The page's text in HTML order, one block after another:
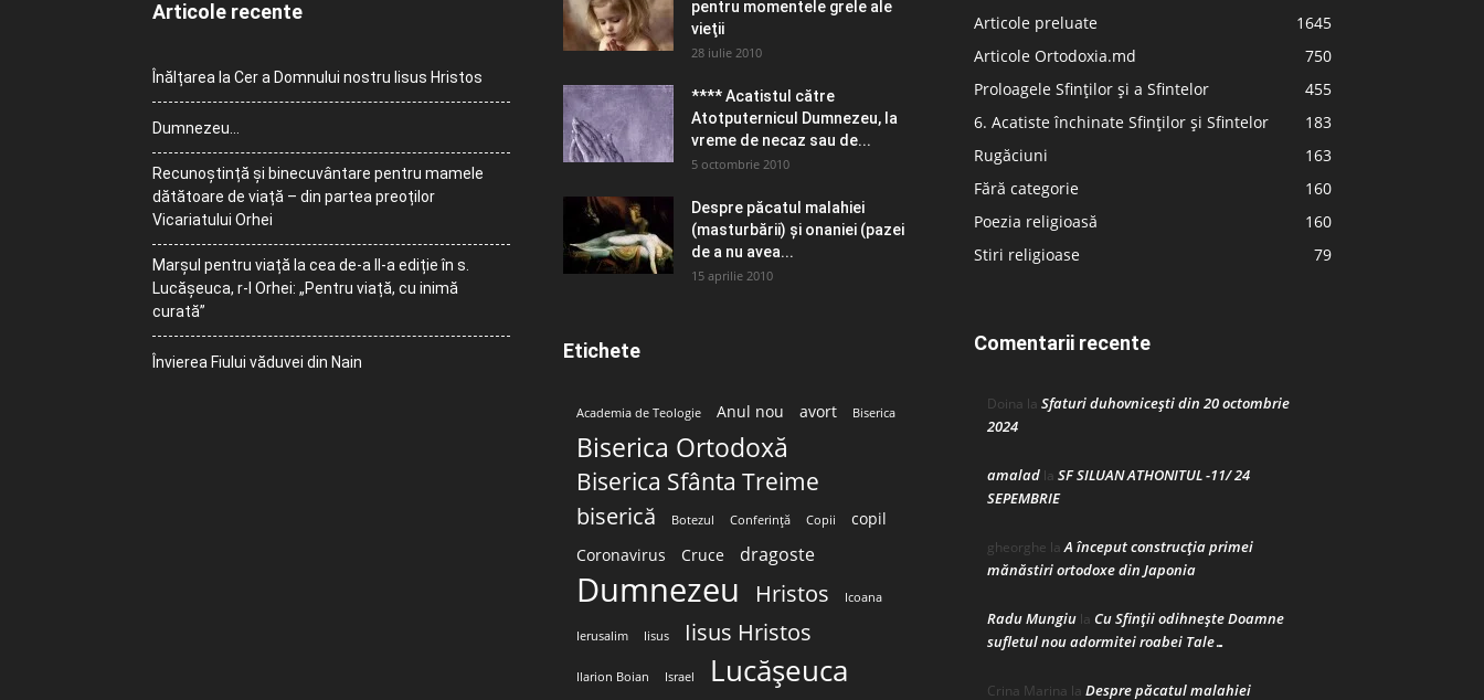
Articole recente
Înălțarea la Cer a Domnului nostru Iisus Hristos
Dumnezeu…
Recunoștință și binecuvântare pentru mamele
dătătoare de viață – din partea preoților
Vicariatului Orhei
Marșul pentru viață la cea de-a II-a ediție în s.
Lucășeuca, r-l Orhei: „Pentru viață, cu inimă
curată”
Învierea Fiului văduvei din Nain
pentru momentele grele ale
vieţii
28 iulie 2010
**** Acatistul către
Atotputernicul Dumnezeu, la
vreme de necaz sau de...
5 octombrie 2010
Despre păcatul malahiei
(masturbării) şi onaniei (pazei
de a nu avea...
15 aprilie 2010
Etichete
Academia de Teologie Anul nou avort Biserica
Biserica Ortodoxă
Biserica Sfânta Treime
biserică Botezul Conferință Copii
copil
Coronavirus
Cruce dragoste
Dumnezeu Hristos Icoana
Ierusalim Iisus Iisus Hristos
Ilarion Boian Israel Lucășeuca
Articole preluate
1645
Articole Ortodoxia.md
750
Proloagele Sfinților și a Sfintelor
455
6. Acatiste închinate Sfinților și Sfintelor
183
Rugăciuni
163
Fără categorie
160
Poezia religioasă
160
Stiri religioase
79
Comentarii recente
Doina la Sfaturi duhovnicești din 20 octombrie
2024
amalad la SF SILUAN ATHONITUL -11/ 24
SEPEMBRIE
gheorghe laA început construcţia primei
mănăstiri ortodoxe din Japonia
Radu Mungiu la Cu Sfinții odihnește Doamne
sufletul nou adormitei roabei Tale…
Crina Marina la Despre păcatul malahiei